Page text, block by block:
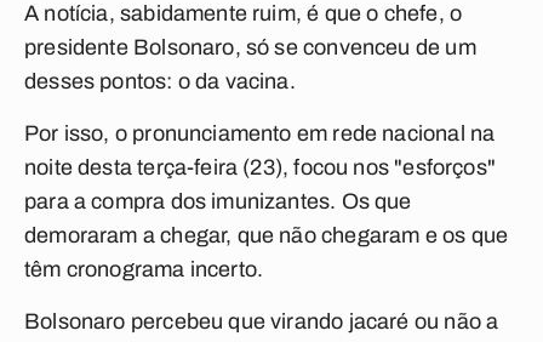
A notícia, sabidamente ruim, é que o chefe, o
presidente Bolsonaro, só se convenceu de um
desses pontos: o da vacina.
Por isso, o pronunciamento em rede nacional na
noite desta terça-feira (23), focou nos "esforços"
para a compra dos imunizantes. Os que
demoraram a chegar, que não chegaram e os que
têm cronograma incerto.
Bolsonaro percebeu que virando jacaré ou não a